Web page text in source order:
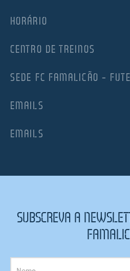
HORÁRIO
CENTRO DE TREINOS
SEDE FC FAMALICÃO –
EMAILS
EMAILS
SUBSCREVA A
Subscrição